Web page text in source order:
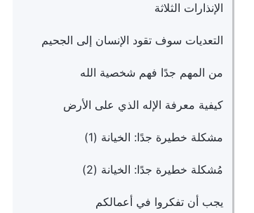
الإنذارات الثلاثة
التعديات سوف تقود الإنسان إلى الجحيم
من المهم جدًا فهم شخصية الله
كيفية معرفة الإله الذي على الأرض
مشكلة خطيرة جدًا: الخيانة (1)
مُشكلة خطيرة جدًا: الخيانة (2)
يجب أن تفكروا في أعمالكم